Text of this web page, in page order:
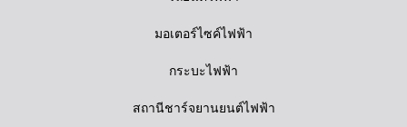
มอเตอร์ไซค์ไฟฟ้า
กระบะไฟฟ้า
สถานีชาร์จยานยนต์ไฟฟ้า